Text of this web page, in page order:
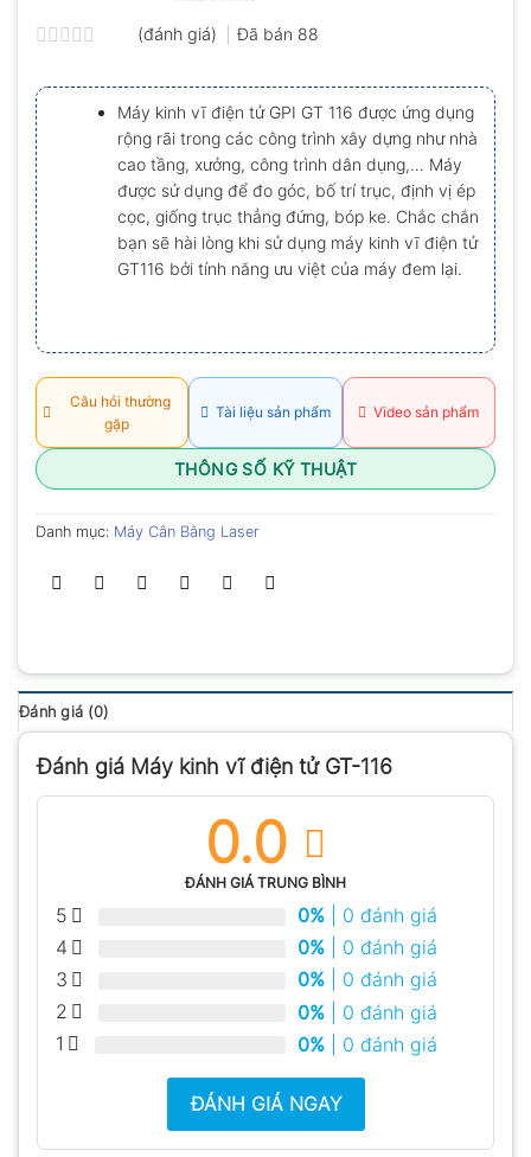
xếp
hạng
0.0
5
sao
(đánh giá) Đã bán 88
Máy kinh vĩ điện tử GPI GT 116 được ứng dụng
rộng rãi trong các công trình xây dựng như nhà
cao tầng, xưởng, công trình dân dụng,… Máy
được sử dụng để đo góc, bố trí trục, định vị ép
cọc, giống trục thẳng đứng, bóp ke. Chắc chắn
bạn sẽ hài lòng khi sử dụng máy kinh vĩ điện tử
GT116 bởi tính năng ưu việt của máy đem lại.
Câu hỏi thường
gặp
Tài liệu sản phẩm Video sản phẩm
THÔNG SỐ KỸ THUẬT
Danh mục: Máy Cân Bằng Laser
Đánh giá (0)
Đánh giá Máy kinh vĩ điện tử GT-116
0.0
ĐÁNH GIÁ TRUNG BÌNH
5 0% | 0 đánh giá
4
0% | 0 đánh giá
3
0% | 0 đánh giá
2
0% | 0 đánh giá
1
0% | 0 đánh giá
ĐÁNH GIÁ NGAY